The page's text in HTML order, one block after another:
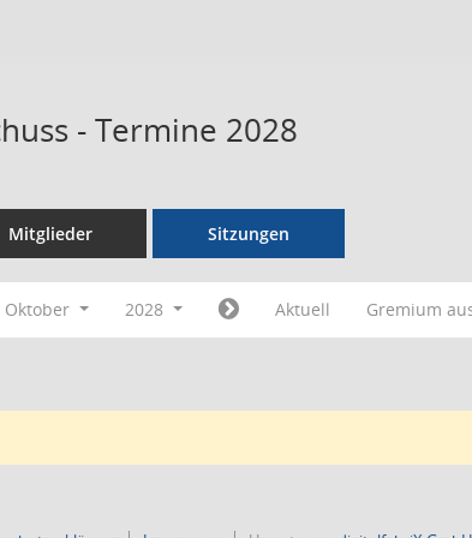
- Termine 2028
Mitglieder Sitzungen
Oktober 2028 Aktuell Gremium